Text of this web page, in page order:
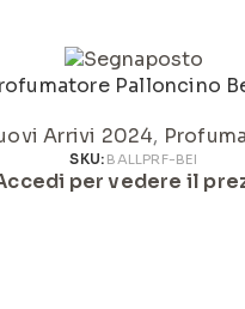
Palloncino
Arrivi 2024,
SKU: BALLPRF-BEI
per vedere il